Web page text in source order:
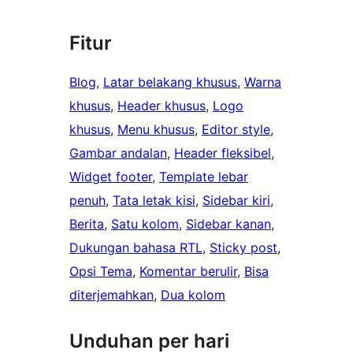
Fitur
Blog, Latar belakang khusus, Warna
khusus, Header khusus, Logo
khusus, Menu khusus, Editor style
Gambar andalan, Header fleksibel
Widget footer, Template lebar
penuh, Tata letak kisi, Sidebar kiri
Berita, Satu kolom, Sidebar kanan
Dukungan bahasa RTL, Sticky post
Opsi Tema, Komentar berulir, Bisa
diterjemahkan, Dua kolom
Unduhan per hari